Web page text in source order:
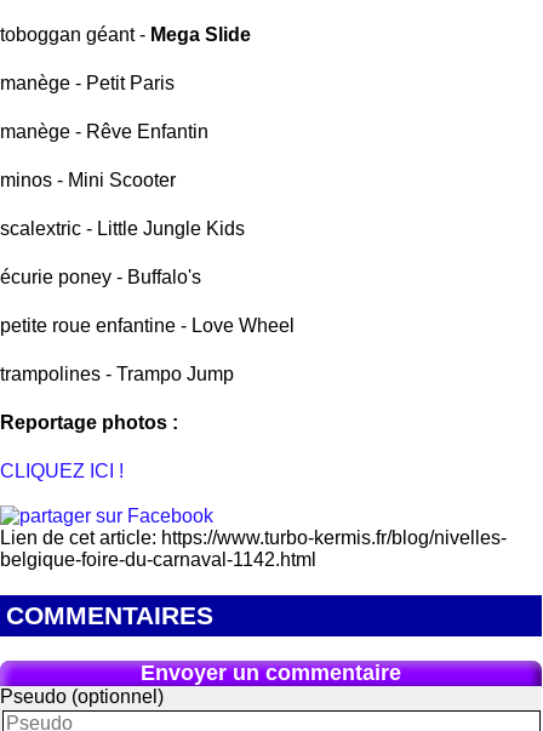
toboggan géant - Mega Slide
manège - Petit Paris
manège - Rêve Enfantin
minos - Mini Scooter
scalextric - Little Jungle Kids
écurie poney - Buffalo's
petite roue enfantine - Love Wheel
trampolines - Trampo Jump
Reportage photos :
CLIQUEZ ICI !
Lien de cet article: https://www.turbo-kermis.fr/blog/nivelles-
belgique-foire-du-carnaval-1142.html
COMMENTAIRES
Envoyer un commentaire
Pseudo (optionnel)